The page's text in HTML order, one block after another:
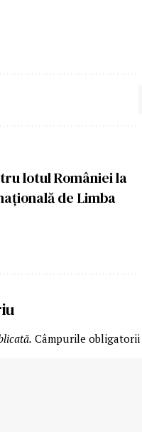
lotul României la
de Limba
Câmpurile